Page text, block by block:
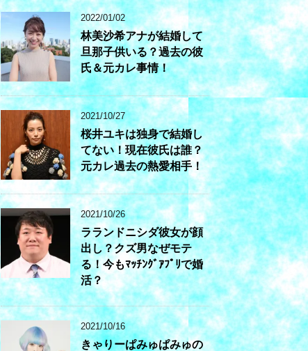
2022/01/02
林美沙希アナが結婚して
旦那子供いる？過去の彼
氏＆元カレ事情！
2021/10/27
桜井ユキは独身で結婚し
てない！現在彼氏は誰？
元カレ過去の熱愛相手！
2021/10/26
ラランドニシダ彼女が顔
出し？クズ男なぜモテ
る！今もﾏｯﾁﾝｸﾞｱﾌﾟﾘで婚
活？
2021/10/16
きゃりーぱみゅぱみゅの